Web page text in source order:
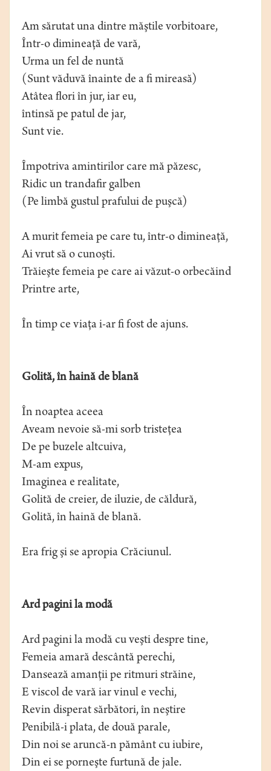
Am sărutat una dintre măştile vorbitoare,
Într-o dimineaţă de vară,
Urma un fel de nuntă
(Sunt văduvă înainte de a fi mireasă)
Atâtea flori în jur, iar eu,
întinsă pe patul de jar,
Sunt vie.
Împotriva amintirilor care mă păzesc,
Ridic un trandafir galben
(Pe limbă gustul prafului de puşcă)
A murit femeia pe care tu, într-o dimineaţă,
Ai vrut să o cunoşti.
Trăieşte femeia pe care ai văzut-o orbecăind
Printre arte,
În timp ce viaţa i-ar fi fost de ajuns.
Golită, în haină de blană
În noaptea aceea
Aveam nevoie să-mi sorb tristeţea
De pe buzele altcuiva,
M-am expus,
Imaginea e realitate,
Golită de creier, de iluzie, de căldură,
Golită, în haină de blană.
Era frig şi se apropia Crăciunul.
Ard pagini la modă
Ard pagini la modă cu veşti despre tine,
Femeia amară descântă perechi,
Dansează amanţii pe ritmuri străine,
E viscol de vară iar vinul e vechi,
Revin disperat sărbători, în neştire
Penibilă-i plata, de două parale,
Din noi se aruncă-n pământ cu iubire,
Din ei se porneşte furtună de jale.